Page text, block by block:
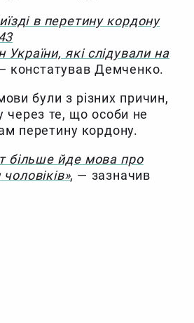
в перетину кордону
які слідували на
констатував Демченко.
були з різних причин,
через те, що особи не
перетину кордону.
більше йде мова про
, — зазначив